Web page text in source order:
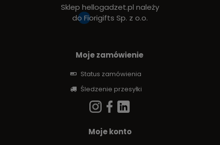
Sklep hellogadzet.pl należy
do Fiorigifts Sp. z o.o.
Moje zamówienie
Status zamówienia
Śledzenie przesyłki
Moje konto